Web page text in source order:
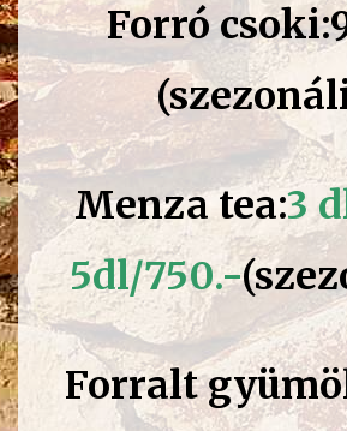
Forró
Menza tea:3
5dl/750.-
Forralt